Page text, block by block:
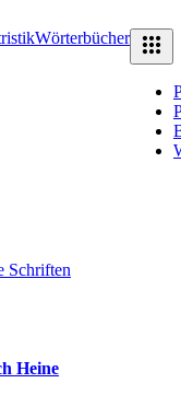
Wörterbücher
Schriften
Heine